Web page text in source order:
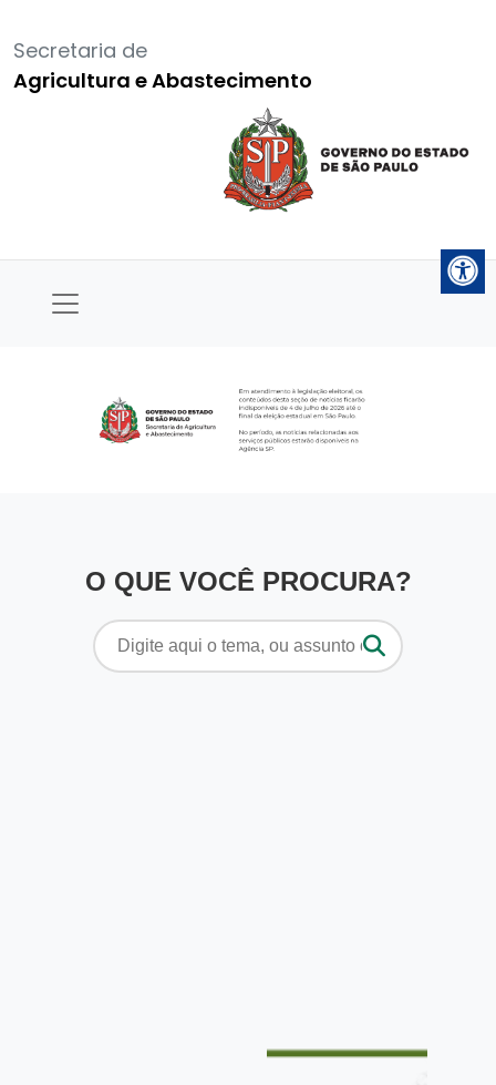
Secretaria de
Agricultura e Abastecimento
O QUE VOCÊ PROCURA?
Pesquisar
por: